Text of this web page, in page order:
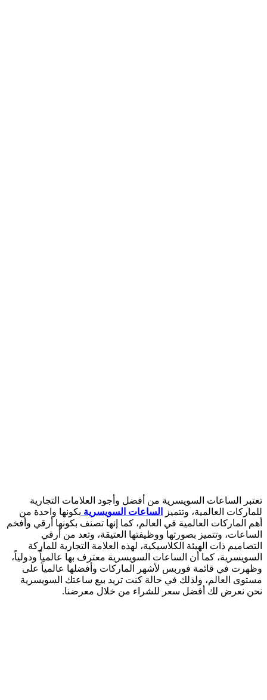
تعتبر الساعات السويسرية من أفضل وأجود العلامات التجارية
للماركات العالمية، وتتميز
الساعات السويسرية بكونها واحدة من
أهم الماركات العالمية في العالم، كما إنها تصنف بكونها أرقي وأفخم
الساعات، وتتميز بصورتها ووظيفتها العتيقة، وتعد من أرقي
التصاميم ذات الهيئة الكلاسيكية، لهذه العلامة التجارية للماركة
السويسرية، كما أن الساعات السويسرية معترف بها عالمياً ودولياً،
وظهرت في قائمة فوربس لأشهر الماركات وأفضلها عالمياً على
مستوى العالم، ولذلك في حالة كنت تريد بيع ساعتك السويسرية
نحن نعرض لك أفضل سعر للشراء من خلال معرضنا.